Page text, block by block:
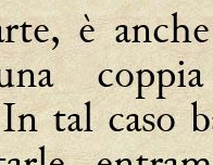
è
In tal caso